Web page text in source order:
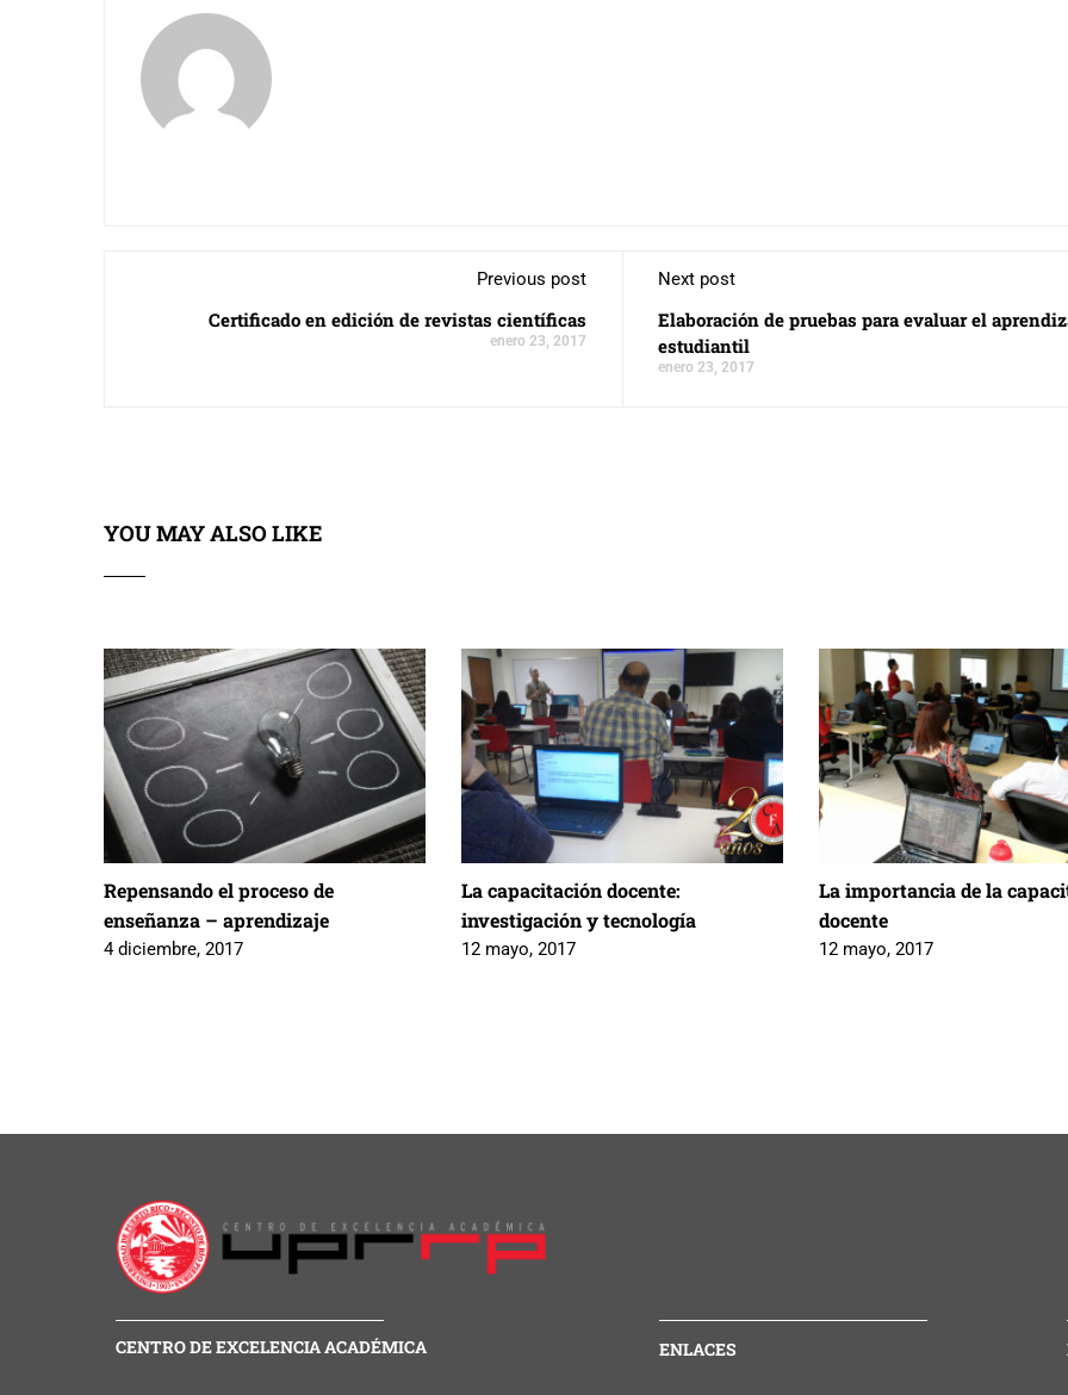
Previous post
Certificado en edición de revistas científicas
enero 23, 2017
Next post
Elaboración de pruebas para evaluar el
estudiantil
enero 23, 2017
YOU MAY ALSO LIKE
Repensando el proceso de
enseñanza – aprendizaje
4 diciembre, 2017
La capacitación docente:
investigación y tecnología
12 mayo, 2017
La importancia de la
docente
12 mayo, 2017
CENTRO DE EXCELENCIA ACADÉMICA ENLACES